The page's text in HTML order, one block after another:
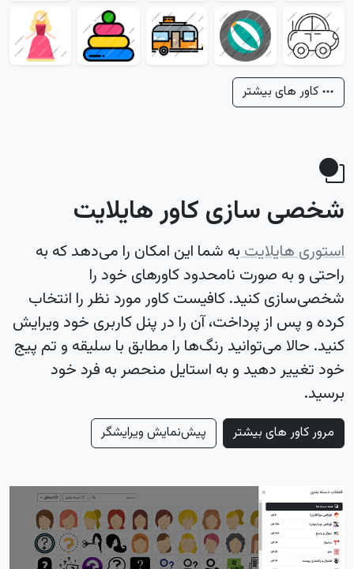
کاور های بیشتر
شخصی سازی کاور هایلایت
استوری هایلایتبه شما این امکان را می‌دهد که به
راحتی و به صورت نامحدود کاورهای خود را
شخصی‌سازی کنید. کافیست کاور مورد نظر را انتخاب
کرده و پس از پرداخت، آن را در پنل کاربری خود ویرایش
کنید. حالا می‌توانید رنگ‌ها را مطابق با سلیقه و تم پیج
خود تغییر دهید و به استایل منحصر به فرد خود
برسید.
مرور کاور های بیشتر پیش‌نمایش ویرایشگر